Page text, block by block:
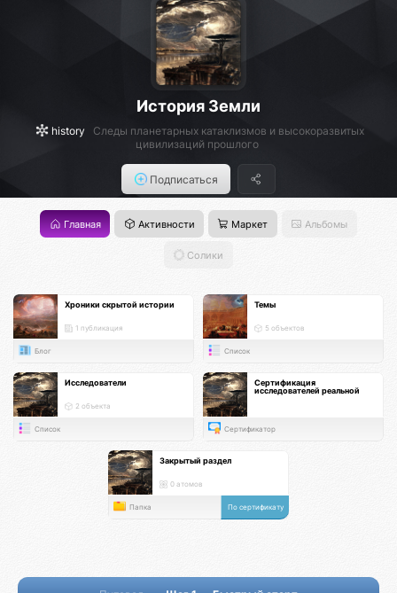
История Земли
history
Следы планетарных катаклизмов и высокоразвитых
цивилизаций прошлого
Подписаться
Главная Активности Маркет Альбомы
Солики
Хроники скрытой истории
1 публикация
Блог
Темы
5 объектов
Список
Исследователи
2 объекта
Список
Сертификация
исследователей реальной
истории
Сертификатор
Закрытый раздел
0 атомов
Папка По сертификату